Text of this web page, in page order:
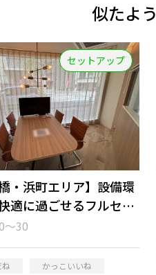
似たよ
セットアップ
・浜町エリア】設備環
適に過ごせるフルセッ
フィス
30
かっこいいね